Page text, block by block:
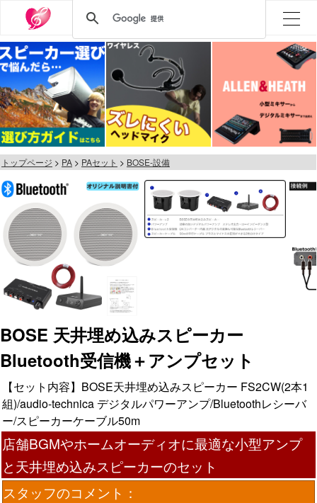
トップページ PA PAセット BOSE-設備
BOSE 天井埋め込みスピーカー
Bluetooth受信機＋アンプセット
【セット内容】BOSE天井埋め込みスピーカー FS2CW(2本1
組)/audio-technica デジタルパワーアンプ/Bluetoothレシーバ
ー/スピーカーケーブル50m
店舗BGMやホームオーディオに最適な小型アンプ
と天井埋め込みスピーカーのセット
スタッフのコメント：